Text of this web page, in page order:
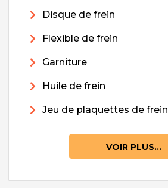
Disque de frein
Flexible de frein
Garniture
Huile de frein
Jeu de plaquettes de frein
VOIR PLUS...